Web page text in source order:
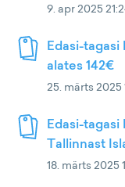
9. apr 2025
Edasi-
alates 142€
25. märts 2025
Edasi-
Tallinnast
18. märts 2025